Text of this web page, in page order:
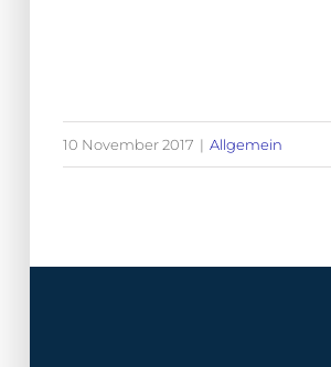
10 November 2017 | Allgemein